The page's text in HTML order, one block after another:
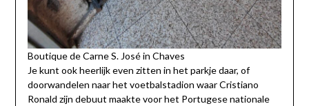
Boutique de Carne S. José in Chaves
Je kunt ook heerlijk even zitten in het parkje daar, of
doorwandelen naar het voetbalstadion waar Cristiano
Ronald zijn debuut maakte voor het Portugese nationale